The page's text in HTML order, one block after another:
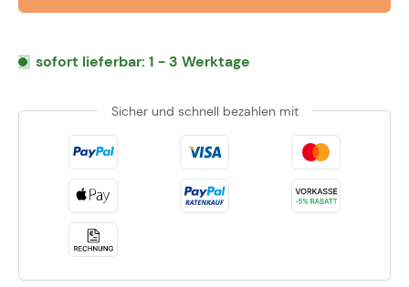
sofort lieferbar: 1 - 3 Werktage
Sicher und schnell bezahlen mit